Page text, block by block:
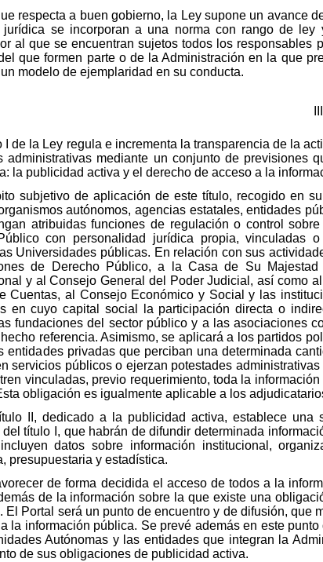
respecta a buen gobierno, la Ley supone un avance
jurídica se incorporan a una norma con rango de
al que se encuentran sujetos todos los
que formen parte o de la Administración en la que
modelo de ejemplaridad en su conducta.
I de la Ley regula e incrementa la transparencia de la
administrativas mediante un conjunto de
la publicidad activa y el derecho de acceso a la
subjetivo de aplicación de este título, recogido en
autónomos, agencias estatales, entidades
atribuidas funciones de regulación o control
con personalidad jurídica propia, vinculadas
Universidades públicas. En relación con sus
de Derecho Público, a la Casa de Su
y al Consejo General del Poder Judicial, así como
Cuentas, al Consejo Económico y Social y las
en cuyo capital social la participación directa o
fundaciones del sector público y a las asociaciones
referencia. Asimismo, se aplicará a los partidos
entidades privadas que perciban una determinada
servicios públicos o ejerzan potestades
vinculadas, previo requerimiento, toda la
obligación es igualmente aplicable a los
II, dedicado a la publicidad activa, establece
título I, que habrán de difundir determinada
datos sobre información institucional,
presupuestaria y estadística.
de forma decidida el acceso de todos a la
de la información sobre la que existe una
El Portal será un punto de encuentro y de difusión,
la información pública. Se prevé además en este
Autónomas y las entidades que integran la
de sus obligaciones de publicidad activa.